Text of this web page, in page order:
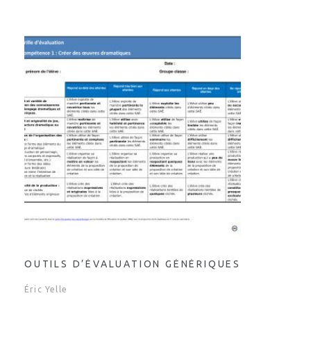
OUTILS D’ÉVALUATION GÉNÉRIQUES
Éric Yelle